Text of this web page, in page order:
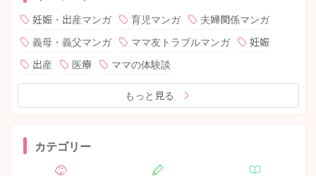
妊娠・出産マンガ 育児マンガ
夫婦関係マンガ
義母・義父マンガ
ママ友トラブルマンガ
妊娠
出産
医療 ママの体験談
もっと見る
カテゴリー